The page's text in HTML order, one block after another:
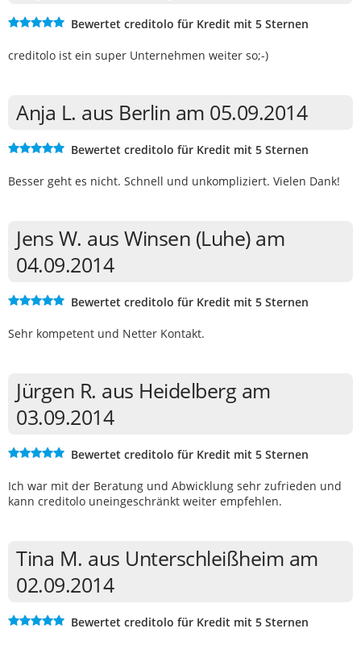
Bewertet creditolo für Kredit mit 5 Sternen
creditolo ist ein super Unternehmen weiter so;-)
Anja L. aus Berlin am 05.09.2014
Bewertet creditolo für Kredit mit 5 Sternen
Besser geht es nicht. Schnell und unkompliziert. Vielen Dank!
Jens W. aus Winsen (Luhe) am
04.09.2014
Bewertet creditolo für Kredit mit 5 Sternen
Sehr kompetent und Netter Kontakt.
Jürgen R. aus Heidelberg am
03.09.2014
Bewertet creditolo für Kredit mit 5 Sternen
Ich war mit der Beratung und Abwicklung sehr zufrieden und
kann creditolo uneingeschränkt weiter empfehlen.
Tina M. aus Unterschleißheim am
02.09.2014
Bewertet creditolo für Kredit mit 5 Sternen